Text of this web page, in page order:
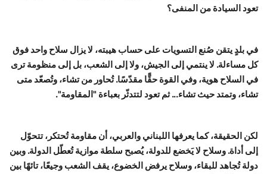
تعود السيادة من المنفى؟
في بلدٍ يتقن صُنع التسويات على حساب هيبته، لا يزال سلاح واحد فوق
كل مساءلة. لا ينتمي إلى الجيش، ولا إلى الشعب، بل إلى منظومة ترى
في السلاح هوية، وفي القوة حقًّا مقدّسًا. تُحاور من تشاء، وتُصعّد متى
تشاء، وتمتد حيث تشاء... ثم تعود لتتدثّر بعباءة "المقاومة".
لكن الحقيقة، كما يعرفها اللبناني والعربي، أن مقاومة تُحتكر، تتحوّل
إلى أداة. وسلاح لا يَخضع للدولة، يُصبح سلطة موازية تُعطّل الدولة. وبين
دولة تُجاهد للبقاء، وسلاح يرفض الخضوع، يقف الشعب وجيعًا، تائهًا بين